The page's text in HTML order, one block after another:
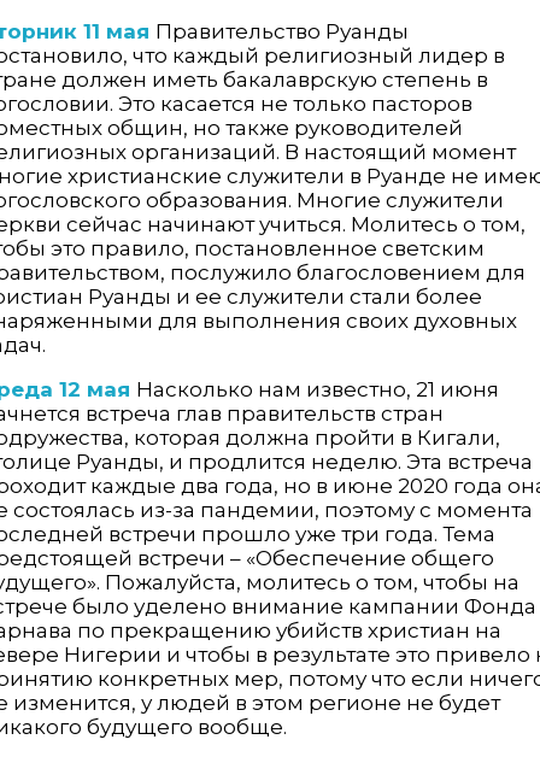
11 мая Правительство Руанды
что каждый религиозный лидер в
должен иметь бака­лаврскую степень в
Это касается не только пасторов
общин, но также руководителей
организаций. В настоящий момент
христианские служители в Руанде не
образования. Многие служители
сейчас начинают учиться. Молитесь о том,
это правило, постановленное светским
послужило благословением для
Руанды и ее служители стали более
для выполнения своих духовных
12 мая Насколько нам известно, 21 июня
встреча глав правительств стран
которая должна пройти в Кигали,
Руанды, и продлится неделю. Эта встреча
каждые два года, но в июне 2020 года
состоялась из-за пандемии, поэтому с момента
встречи прошло уже три года. Тема
встречи – «Обеспечение общего
Пожалуйста, молитесь о том, чтобы на
было уделено внимание кампании Фонда
по прекращению убийств христиан на
Нигерии и чтобы в результате это привело
конкретных мер, потому что если
изменится, у людей в этом регионе не будет
будущего вообще.